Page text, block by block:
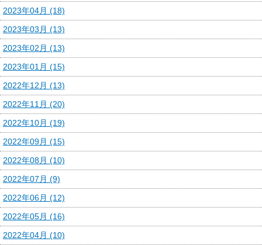
2023年04月 (18)
2023年03月 (13)
2023年02月 (13)
2023年01月 (15)
2022年12月 (13)
2022年11月 (20)
2022年10月 (19)
2022年09月 (15)
2022年08月 (10)
2022年07月 (9)
2022年06月 (12)
2022年05月 (16)
2022年04月 (10)